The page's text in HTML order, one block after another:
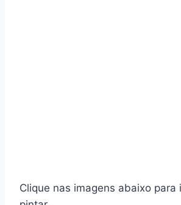
Clique nas imagens abaixo para